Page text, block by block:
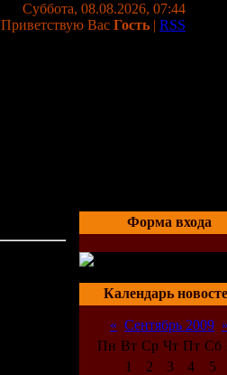
Суббота, 08.08.2026, 07:44
Приветствую Вас Гость | RSS
Форма входа
Календарь
« Сентябрь 2009 »
Пн Вт Ср Чт Пт Сб
1
2 3 4 5